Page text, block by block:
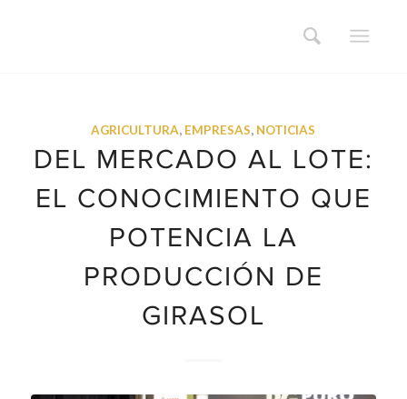
AGRICULTURA, EMPRESAS, NOTICIAS
DEL MERCADO AL LOTE:
EL CONOCIMIENTO QUE
POTENCIA LA
PRODUCCIÓN DE
GIRASOL